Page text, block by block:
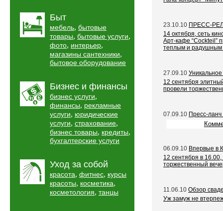
Быт
мебель, бытовые
товары, бытовые услуги,
фото, интерьер,
магазины сантехники,
бытовое оборудование
Бизнес и финансы
бизнес услуги,
финансы, рекламные
услуги, юридические
услуги, страхование,
бизнес товары, кредиты,
бухгалтерские услуги
Уход за собой
красота, фитнес, курсы
красоты, косметика,
косметология, танцы
23.10.10 ПРЕСС-
14 октября, сеть
Арт-кафе “Cockteil”
теплым и радушным
27.09.10
12 сентября
провели
07.09.10 Пресс-
06.09.10 Впервые в
12 сентября в
торжественный
11.06.10 Обзор
Уж замуж не